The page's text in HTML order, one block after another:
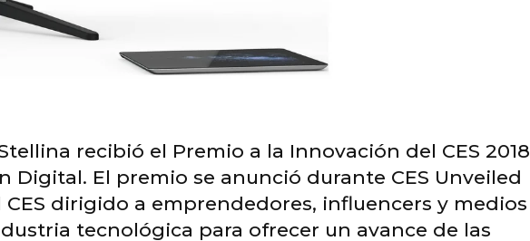
recibió el Premio a la Innovación del CES 2018
Digital. El premio se anunció durante CES Unveiled
dirigido a emprendedores, influencers y medios
tecnológica para ofrecer un avance de las